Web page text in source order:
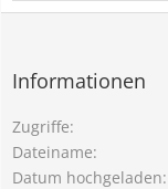
Informationen
Zugriffe
Dateiname
Datum hochgeladen